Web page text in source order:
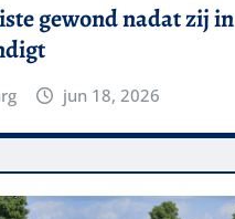
gewond nadat zij in
jun 18, 2026